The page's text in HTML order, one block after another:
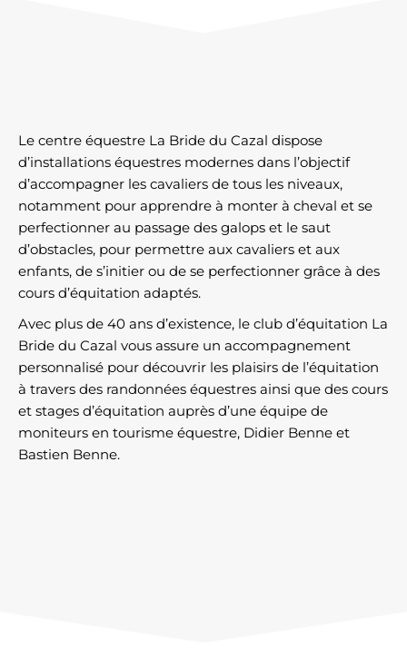
Le centre équestre La Bride du Cazal dispose
d’installations équestres modernes dans l’objectif
d’accompagner les cavaliers de tous les niveaux,
notamment pour apprendre à monter à cheval et se
perfectionner au passage des galops et le saut
d’obstacles, pour permettre aux cavaliers et aux
enfants, de s’initier ou de se perfectionner grâce à des
cours d’équitation adaptés.
Avec plus de 40 ans d’existence, le club d’équitation La
Bride du Cazal vous assure un accompagnement
personnalisé pour découvrir les plaisirs de l’équitation
à travers des randonnées équestres ainsi que des cours
et stages d’équitation auprès d’une équipe de
moniteurs en tourisme équestre, Didier Benne et
Bastien Benne.